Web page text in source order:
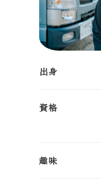
出身
資格
趣味